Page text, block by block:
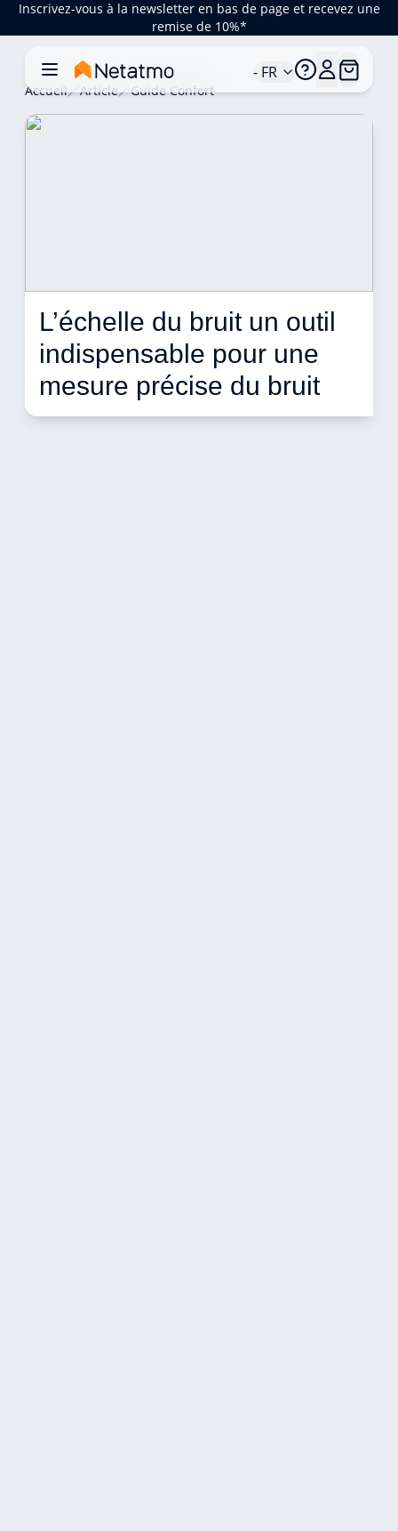
Inscrivez-vous à la newsletter en bas de page et recevez une
remise de 10%*
- FR
Accueil Article Guide Confort
L’échelle du bruit un outil
indispensable pour une
mesure précise du bruit